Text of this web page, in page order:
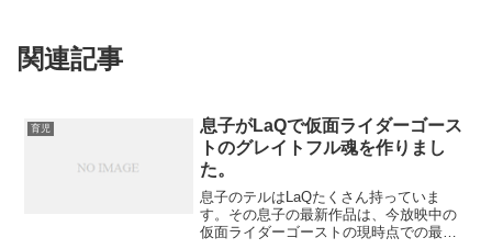
関連記事
育児
息子がLaQで仮面ライダーゴース
トのグレイトフル魂を作りまし
た。
息子のテルはLaQたくさん持っていま
す。その息子の最新作品は、今放映中の
仮面ライダーゴーストの現時点での最強